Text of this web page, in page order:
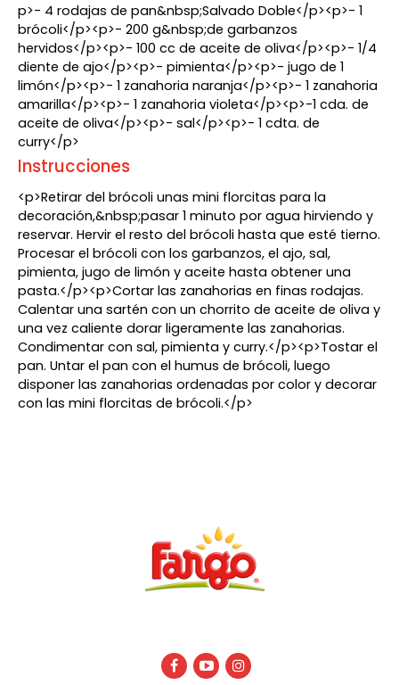
p>- 4 rodajas de pan&nbsp;Salvado Doble</p><p>- 1
brócoli</p><p>- 200 g&nbsp;de garbanzos
hervidos</p><p>- 100 cc de aceite de oliva</p><p>- 1/4
diente de ajo</p><p>- pimienta</p><p>- jugo de 1
limón</p><p>- 1 zanahoria naranja</p><p>- 1 zanahoria
amarilla</p><p>- 1 zanahoria violeta</p><p>-1 cda. de
aceite de oliva</p><p>- sal</p><p>- 1 cdta. de
curry</p>
Instrucciones
<p>Retirar del brócoli unas mini florcitas para la
decoración,&nbsp;pasar 1 minuto por agua hirviendo y
reservar. Hervir el resto del brócoli hasta que esté tierno.
Procesar el brócoli con los garbanzos, el ajo, sal,
pimienta, jugo de limón y aceite hasta obtener una
pasta.</p><p>Cortar las zanahorias en finas rodajas.
Calentar una sartén con un chorrito de aceite de oliva y
una vez caliente dorar ligeramente las zanahorias.
Condimentar con sal, pimienta y curry.</p><p>Tostar el
pan. Untar el pan con el humus de brócoli, luego
disponer las zanahorias ordenadas por color y decorar
con las mini florcitas de brócoli.</p>